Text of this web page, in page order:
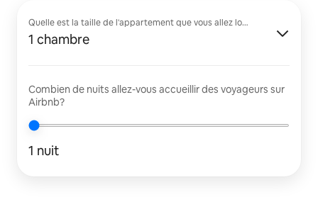
Quelle est la taille de l'appartement que vous allez louer?
1 chambre
Combien de nuits allez-vous accueillir des voyageurs sur
Airbnb?
1 nuit